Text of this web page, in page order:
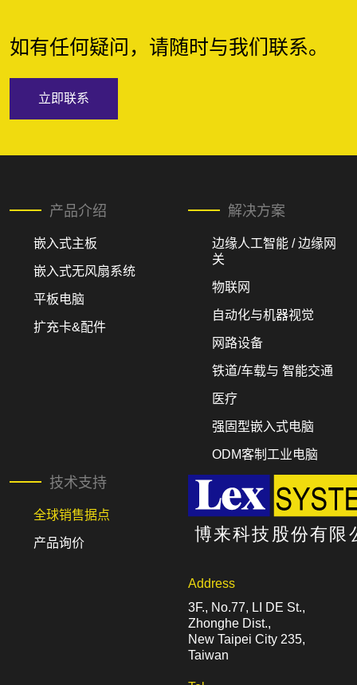
如有任何疑问，请随时与我们联系。
立即联系
产品介绍
嵌入式主板
嵌入式无风扇系统
平板电脑
扩充卡&配件
解决方案
边缘人工智能 / 边缘网
关
物联网
自动化与机器视觉
网路设备
铁道/车载与 智能交通
医疗
强固型嵌入式电脑
ODM客制工业电脑
技术支持
全球销售据点
产品询价
Address
3F., No.77, LI DE St.,
Zhonghe Dist.,
New Taipei City 235,
Taiwan